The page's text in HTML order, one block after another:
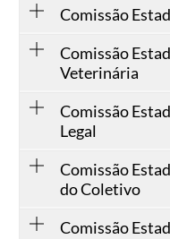
Comissão
Comissão
Veterinária
Comissão
Legal
Comissão
do Coletivo
Comissão